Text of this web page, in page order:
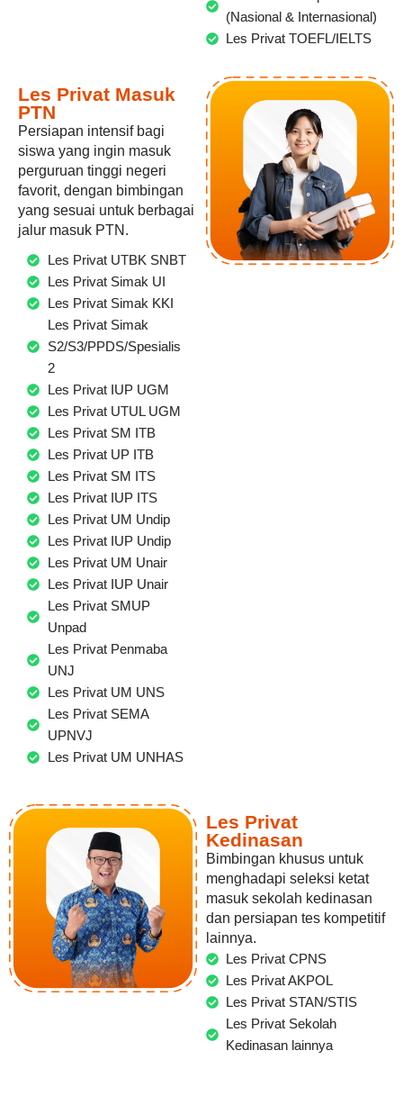
(Nasional & Internasional)
Les Privat TOEFL/IELTS
Les Privat Masuk
PTN
Persiapan intensif bagi
siswa yang ingin masuk
perguruan tinggi negeri
favorit, dengan bimbingan
yang sesuai untuk berbagai
jalur masuk PTN.
Les Privat UTBK SNBT
Les Privat Simak UI
Les Privat Simak KKI
Les Privat Simak
S2/S3/PPDS/Spesialis
2
Les Privat IUP UGM
Les Privat UTUL UGM
Les Privat SM ITB
Les Privat UP ITB
Les Privat SM ITS
Les Privat IUP ITS
Les Privat UM Undip
Les Privat IUP Undip
Les Privat UM Unair
Les Privat IUP Unair
Les Privat SMUP
Unpad
Les Privat Penmaba
UNJ
Les Privat UM UNS
Les Privat SEMA
UPNVJ
Les Privat UM UNHAS
Les Privat
Kedinasan
Bimbingan khusus untuk
menghadapi seleksi ketat
masuk sekolah kedinasan
dan persiapan tes kompetitif
lainnya.
Les Privat CPNS
Les Privat AKPOL
Les Privat STAN/STIS
Les Privat Sekolah
Kedinasan lainnya